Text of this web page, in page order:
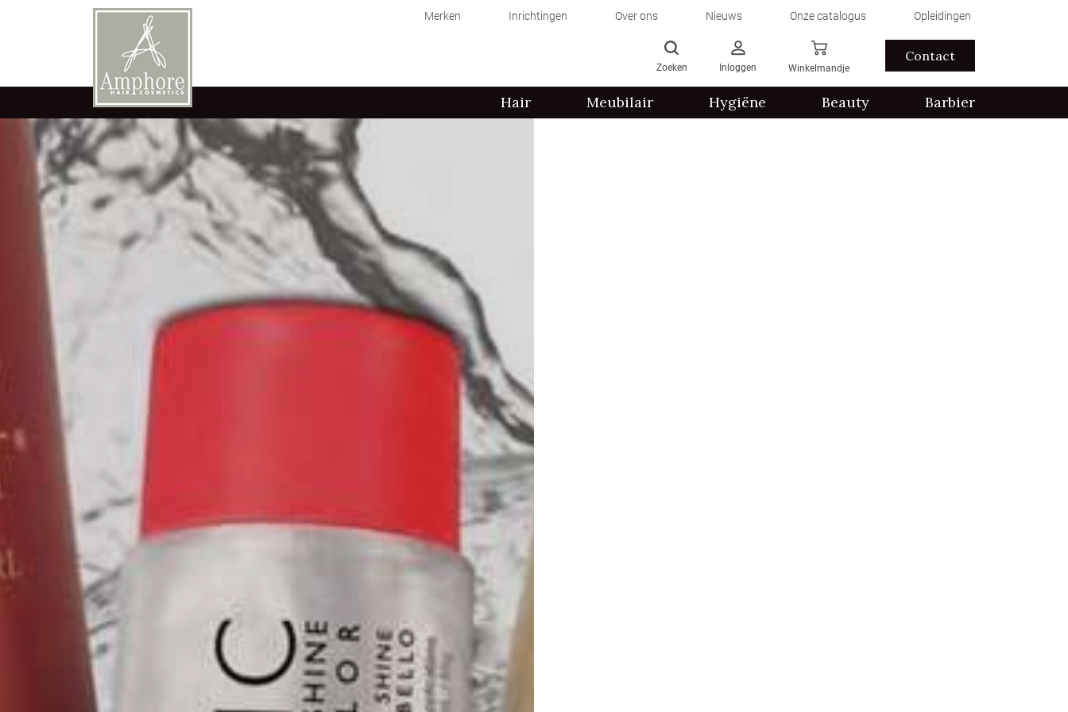
Merken Inrichtingen Over ons Nieuws Onze catalogus Opleidingen
Zoeken Inloggen Winkelmandje
Contact
Hair Meubilair Hygiëne Beauty Barbier